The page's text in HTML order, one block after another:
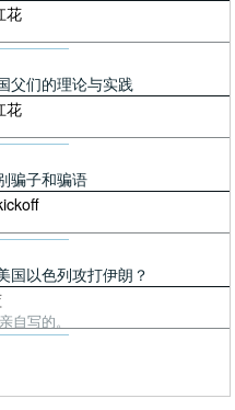
花
父们的理论与实践
花
骗子和骗语
国以色列攻打伊朗？
自写的。